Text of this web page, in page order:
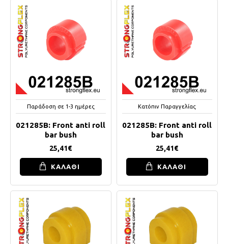
Παράδοση σε 1-3 ημέρες
021285B: Front anti roll
bar bush
25,41€
ΚΑΛΑΘΙ
Κατόπιν Παραγγελίας
021285B: Front anti roll
bar bush
25,41€
ΚΑΛΑΘΙ